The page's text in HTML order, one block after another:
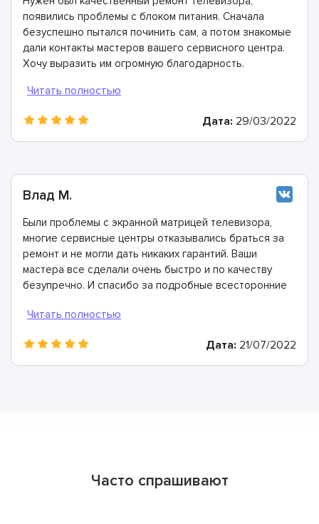
появились проблемы с блоком питания. Сначала
безуспешно пытался починить сам, а потом знакомые
дали контакты мастеров вашего сервисного центра.
Хочу выразить им огромную благодарность.
Дата: 29/03/2022
Влад М.
Были проблемы с экранной матрицей телевизора,
многие сервисные центры отказывались браться за
ремонт и не могли дать никаких гарантий. Ваши
мастера все сделали очень быстро и по качеству
безупречно. И спасибо за подробные всесторонние
Дата: 21/07/2022
Часто спрашивают